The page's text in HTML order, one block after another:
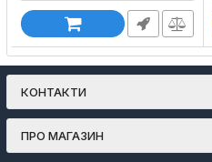
КОНТАКТИ
ПРО МАГАЗИН